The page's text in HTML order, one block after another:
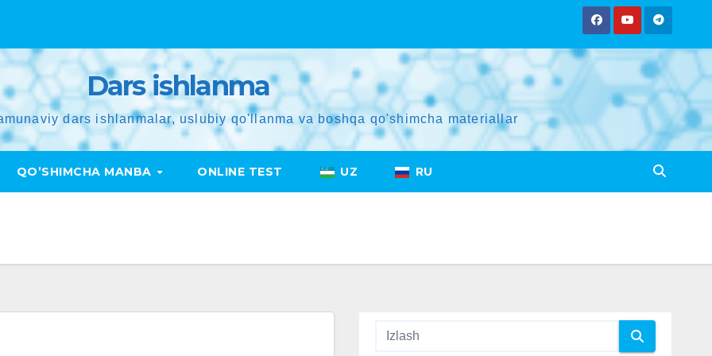
Dars ishlanma
dars ishlanmalar, uslubiy qo'llanma va boshqa qo'shimcha materiallar
QO’SHIMCHA MANBA ONLINE TEST UZ RU